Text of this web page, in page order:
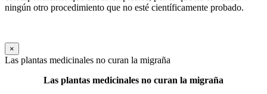
ningún otro procedimiento que no esté científicamente probado.
×
Las plantas medicinales no curan la migraña
Las plantas medicinales no curan la migraña